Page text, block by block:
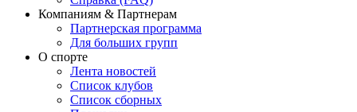
Компаниям & Партнерам
Партнерская программа
Для больших групп
О спорте
Лента новостей
Список клубов
Список сборных